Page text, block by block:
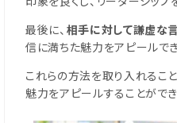
最後に、 相手に対して謙虚な
信に満ちた魅力をアピールでき
これらの方法を取り入れるこ
魅力をアピールすることができ